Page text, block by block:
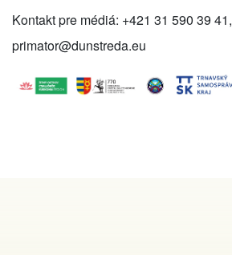
Kontakt pre médiá: +421 31 590 39 41,
primator@dunstreda.eu